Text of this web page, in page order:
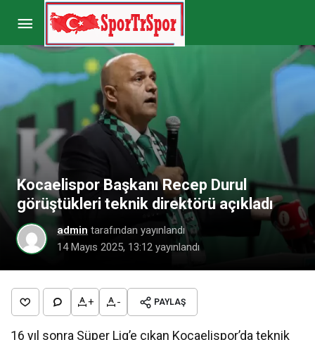
Kocaelispor Başkanı Recep Durul
görüştükleri teknik direktörü açıkladı
admin tarafından yayınlandı
14 Mayıs 2025, 13:12 yayınlandı
+ - PAYLAŞ
16 yıl sonra Süper Lig’e çıkan Kocaelispor’da teknik
Süper Lig’e çıkardığı Kocaelispor ile yolları
ayrılan İsmet Taşdemir’e sürpriz talip
Yorum Yap Paylaş